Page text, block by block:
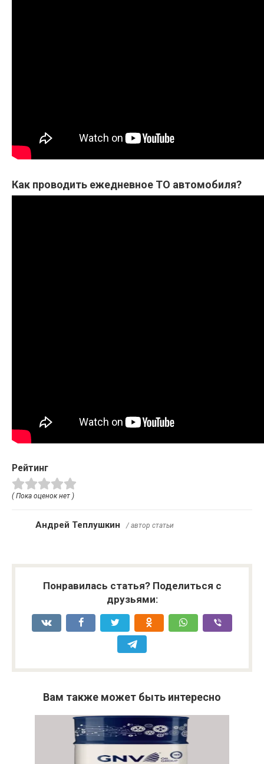
Как проводить ежедневное ТО автомобиля?
Рейтинг
( Пока оценок нет )
Андрей Теплушкин / автор статьи
Понравилась статья? Поделиться с
друзьями:
Вам также может быть интересно